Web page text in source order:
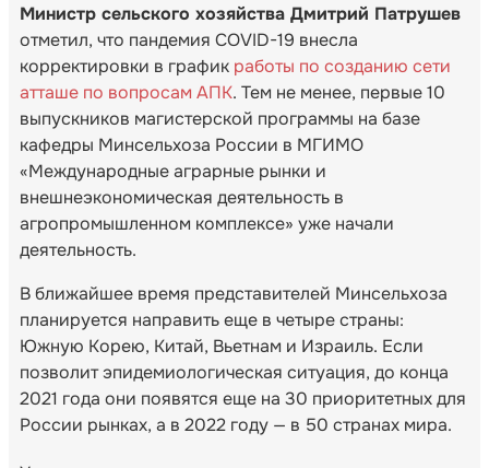
Министр сельского хозяйства Дмитрий Патрушев
отметил, что пандемия COVID-19 внесла
корректировки в график работы по созданию сети
атташе по вопросам АПК. Тем не менее, первые 10
выпускников магистерской программы на базе
кафедры Минсельхоза России в МГИМО
«Международные аграрные рынки и
внешнеэкономическая деятельность в
агропромышленном комплексе» уже начали
деятельность.
В ближайшее время представителей Минсельхоза
планируется направить еще в четыре страны:
Южную Корею, Китай, Вьетнам и Израиль. Если
позволит эпидемиологическая ситуация, до конца
2021 года они появятся еще на 30 приоритетных для
России рынках, а в 2022 году — в 50 странах мира.